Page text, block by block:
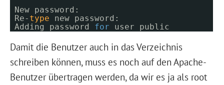
New password:
Re- type
new password:
Adding password for user public
Damit die Benutzer auch in das Verzeichnis
schreiben können, muss es noch auf den Apache-
Benutzer übertragen werden, da wir es ja als root